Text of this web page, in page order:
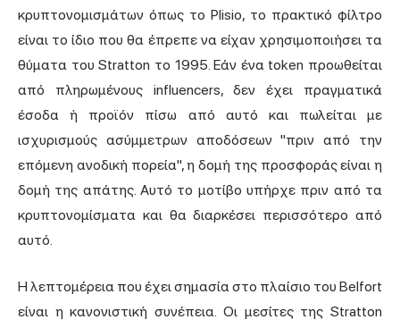
κρυπτονομισμάτων όπως το Plisio, το πρακτικό φίλτρο
είναι το ίδιο που θα έπρεπε να είχαν χρησιμοποιήσει τα
θύματα του Stratton το 1995. Εάν ένα token προωθείται
από πληρωμένους influencers, δεν έχει πραγματικά
έσοδα ή προϊόν πίσω από αυτό και πωλείται με
ισχυρισμούς ασύμμετρων αποδόσεων "πριν από την
επόμενη ανοδική πορεία", η δομή της προσφοράς είναι η
δομή της απάτης. Αυτό το μοτίβο υπήρχε πριν από τα
κρυπτονομίσματα και θα διαρκέσει περισσότερο από
αυτό.
Η λεπτομέρεια που έχει σημασία στο πλαίσιο του Belfort
είναι η κανονιστική συνέπεια. Οι μεσίτες της Stratton